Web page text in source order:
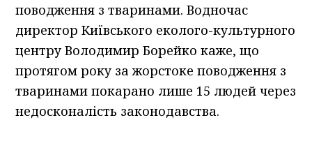
поводження з тваринами. Водночас
директор Київського еколого-культурного
центру Володимир Борейко каже, що
протягом року за жорстоке поводження з
тваринами покарано лише 15 людей через
недосконалість законодавства.